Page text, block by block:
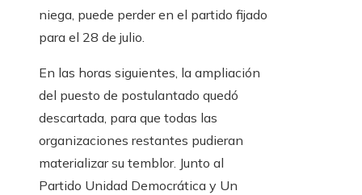
niega, puede perder en el partido fijado
para el 28 de julio.
En las horas siguientes, la ampliación
del puesto de postulantado quedó
descartada, para que todas las
organizaciones restantes pudieran
materializar su temblor. Junto al
Partido Unidad Democrática y Un